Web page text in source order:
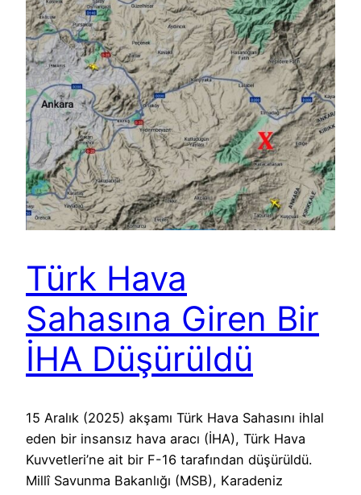
Türk Hava
Sahasına Giren Bir
İHA Düşürüldü
15 Aralık (2025) akşamı Türk Hava Sahasını ihlal
eden bir insansız hava aracı (İHA), Türk Hava
Kuvvetleri’ne ait bir F-16 tarafından düşürüldü.
Millî Savunma Bakanlığı (MSB), Karadeniz